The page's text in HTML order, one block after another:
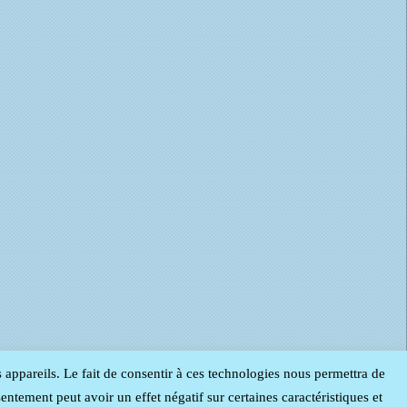
Le fait de consentir à ces technologies nous permettra de
peut avoir un effet négatif sur certaines caractéristiques et